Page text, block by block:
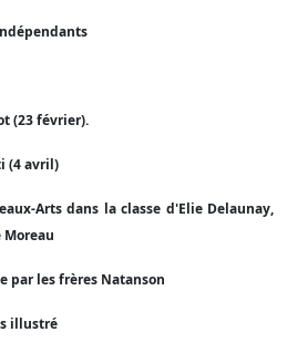
(23 février).
(4 avril)
Arts dans la classe d'Elie Delaunay,
par les frères Natanson
illustré